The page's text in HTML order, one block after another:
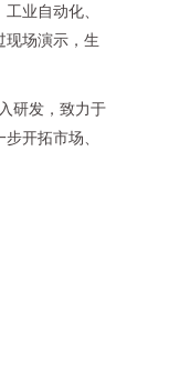
业自动化、
现场演示，生
研发，致力于
开拓市场、